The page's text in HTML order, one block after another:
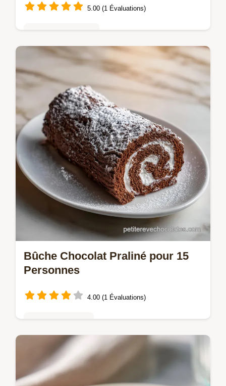
5.00 (1 Évaluations)
Maîtrisez le dark chocolate mousse cake.
Ce gâteau mousse chocolat noir maison est
un dessert chic au chocolat noir. Guide de
timing inclus. Prêt en 7h25.
Bûche Chocolat Praliné pour 15
Personnes
4.00 (1 Évaluations)
Réussissez votre Bûche chocolat praliné
avec notre recette. Alliez mousse et Bûche
chocolat praliné croustillant. Guide de timing